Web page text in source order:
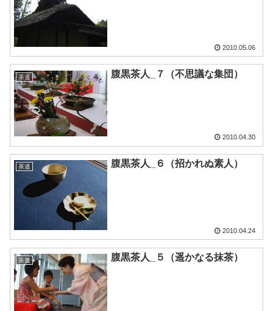
2010.05.06
茶道 腹黒茶人_７（不思議な集団）
2010.04.30
茶道 腹黒茶人_６（招かれぬ素人）
2010.04.24
茶道 腹黒茶人_５（遥かなる抹茶）